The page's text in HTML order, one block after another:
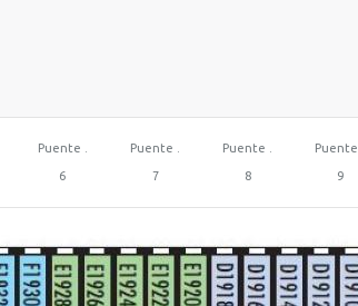
Puente .
6
Puente .
7
Puente .
8 9